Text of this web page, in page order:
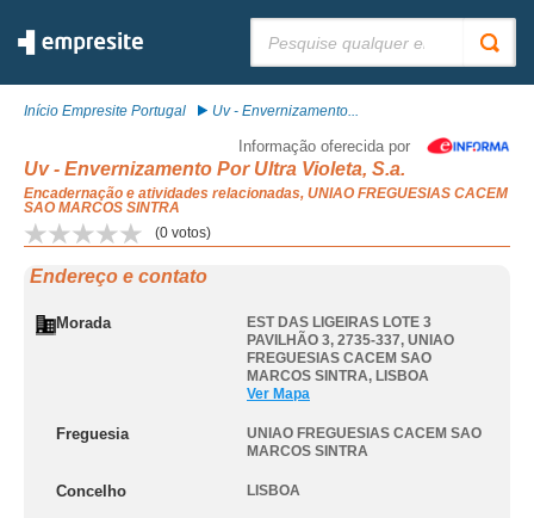
Início Empresite Portugal Uv - Envernizamento...
Informação oferecida por
Uv - Envernizamento Por Ultra Violeta, S.a.
Encadernação e atividades relacionadas, UNIAO FREGUESIAS CACEM
SAO MARCOS SINTRA
(0 votos)
Endereço e contato
Morada
EST DAS LIGEIRAS LOTE 3
PAVILHÃO 3, 2735-337, UNIAO
FREGUESIAS CACEM SAO
MARCOS SINTRA, LISBOA
Ver Mapa
Freguesia
UNIAO FREGUESIAS CACEM SAO
MARCOS SINTRA
Concelho LISBOA